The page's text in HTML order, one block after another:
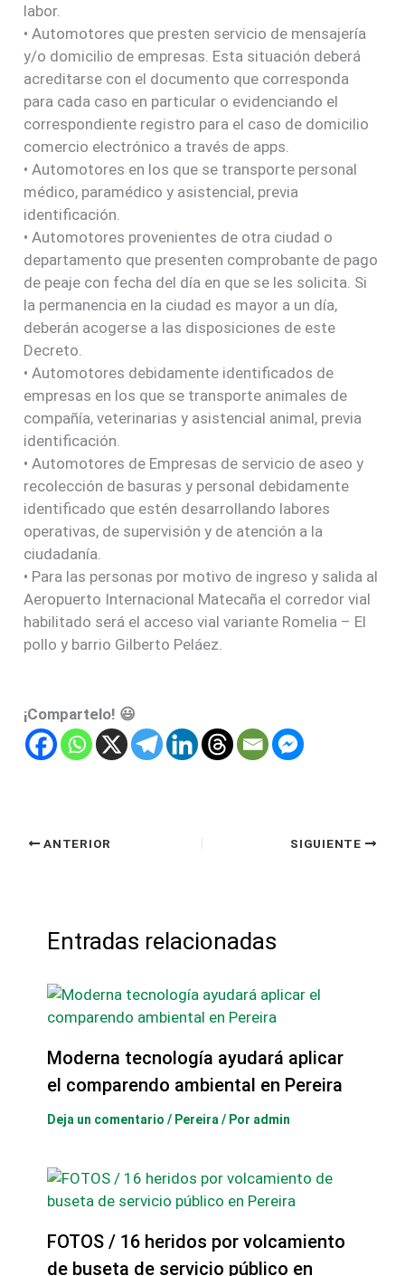
labor.
• Automotores que presten servicio de mensajería
y/o domicilio de empresas. Esta situación deberá
acreditarse con el documento que corresponda
para cada caso en particular o evidenciando el
correspondiente registro para el caso de domicilio
comercio electrónico a través de apps.
• Automotores en los que se transporte personal
médico, paramédico y asistencial, previa
identificación.
• Automotores provenientes de otra ciudad o
departamento que presenten comprobante de pago
de peaje con fecha del día en que se les solicita. Si
la permanencia en la ciudad es mayor a un día,
deberán acogerse a las disposiciones de este
Decreto.
• Automotores debidamente identificados de
empresas en los que se transporte animales de
compañía, veterinarias y asistencial animal, previa
identificación.
• Automotores de Empresas de servicio de aseo y
recolección de basuras y personal debidamente
identificado que estén desarrollando labores
operativas, de supervisión y de atención a la
ciudadanía.
• Para las personas por motivo de ingreso y salida al
Aeropuerto Internacional Matecaña el corredor vial
habilitado será el acceso vial variante Romelia – El
pollo y barrio Gilberto Peláez.
¡Compartelo! 😃
ANTERIOR SIGUIENTE
Entradas relacionadas
Moderna tecnología ayudará aplicar
el comparendo ambiental en Pereira
Deja un comentario / Pereira / Por admin
FOTOS / 16 heridos por volcamiento
de buseta de servicio público en